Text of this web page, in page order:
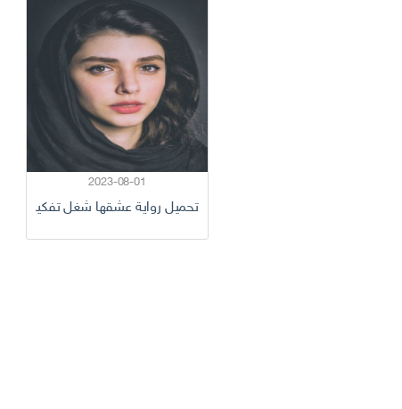
2023-08-01
تحميل رواية عشقها شغل تفكيري pdf بقلم اسيل باسم